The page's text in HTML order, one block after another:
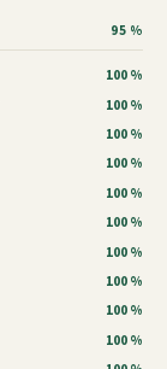
95 %
100 %
100 %
100 %
100 %
100 %
100 %
100 %
100 %
100 %
100 %